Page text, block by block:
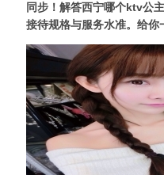
同步！解答西宁哪个ktv公
接待规格与服务水准。给